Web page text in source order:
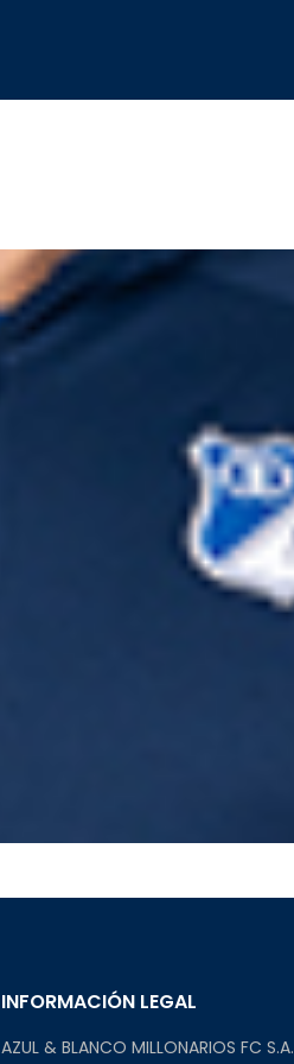
INFORMACIÓN LEGAL
AZUL & BLANCO MILLONARIOS FC S.A.